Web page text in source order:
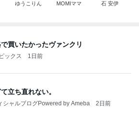
ゆうこりん MOMIママ 石 安伊
買いたかったヴァンクリ
ックス 1日前
立ち直れない。
シャルブログPowered by Ameba 2日前